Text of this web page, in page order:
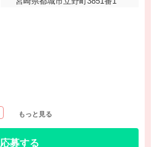
もっと見る
応募する